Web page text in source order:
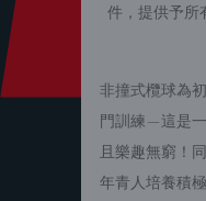
件，提供予所
非撞式欖球為
門訓練—這是
且樂趣無窮！
年青人培養積